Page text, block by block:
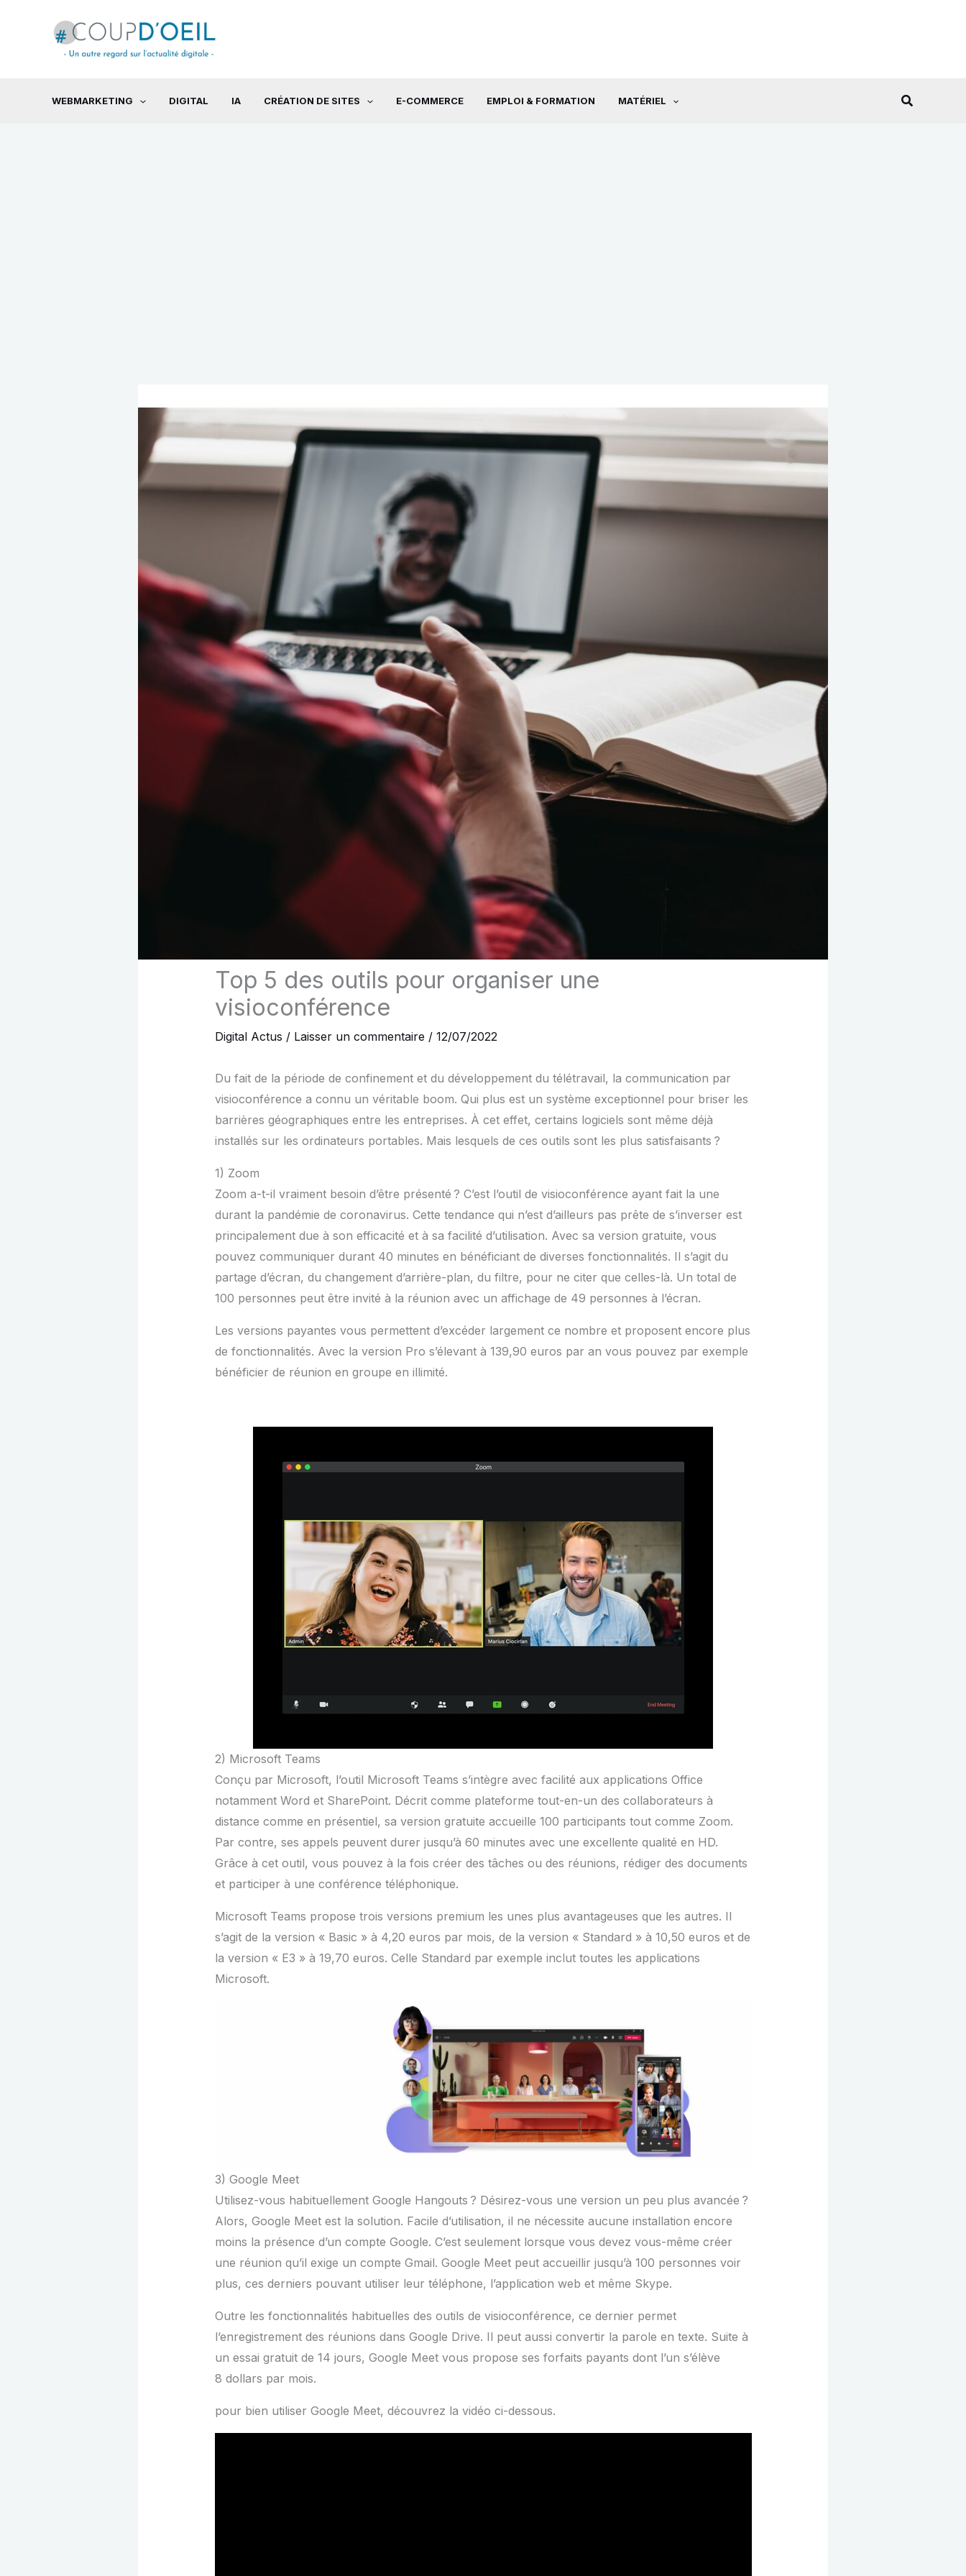
WEBMARKETING DIGITAL IA CRÉATION DE SITES E-COMMERCE EMPLOI & FORMATION MATÉRIEL
Top 5 des outils pour organiser une
visioconférence
Digital Actus / Laisser un commentaire / 12/07/2022
Du fait de la période de confinement et du développement du télétravail, la communication par
visioconférence a connu un véritable boom. Qui plus est un système exceptionnel pour briser les
barrières géographiques entre les entreprises. À cet effet, certains logiciels sont même déjà
installés sur les ordinateurs portables. Mais lesquels de ces outils sont les plus satisfaisants ?
1) Zoom
Zoom a-t-il vraiment besoin d’être présenté ? C’est l’outil de visioconférence ayant fait la une
durant la pandémie de coronavirus. Cette tendance qui n’est d’ailleurs pas prête de s’inverser est
principalement due à son efficacité et à sa facilité d’utilisation. Avec sa version gratuite, vous
pouvez communiquer durant 40 minutes en bénéficiant de diverses fonctionnalités. Il s’agit du
partage d’écran, du changement d’arrière-plan, du filtre, pour ne citer que celles-là. Un total de
100 personnes peut être invité à la réunion avec un affichage de 49 personnes à l’écran.
Les versions payantes vous permettent d’excéder largement ce nombre et proposent encore plus
de fonctionnalités. Avec la version Pro s’élevant à 139,90 euros par an vous pouvez par exemple
bénéficier de réunion en groupe en illimité.
2) Microsoft Teams
Conçu par Microsoft, l’outil Microsoft Teams s’intègre avec facilité aux applications Office
notamment Word et SharePoint. Décrit comme plateforme tout-en-un des collaborateurs à
distance comme en présentiel, sa version gratuite accueille 100 participants tout comme Zoom.
Par contre, ses appels peuvent durer jusqu’à 60 minutes avec une excellente qualité en HD.
Grâce à cet outil, vous pouvez à la fois créer des tâches ou des réunions, rédiger des documents
et participer à une conférence téléphonique.
Microsoft Teams propose trois versions premium les unes plus avantageuses que les autres. Il
s’agit de la version « Basic » à 4,20 euros par mois, de la version « Standard » à 10,50 euros et de
la version « E3 » à 19,70 euros. Celle Standard par exemple inclut toutes les applications
Microsoft.
3) Google Meet
Utilisez-vous habituellement Google Hangouts ? Désirez-vous une version un peu plus avancée ?
Alors, Google Meet est la solution. Facile d’utilisation, il ne nécessite aucune installation encore
moins la présence d’un compte Google. C’est seulement lorsque vous devez vous-même créer
une réunion qu’il exige un compte Gmail. Google Meet peut accueillir jusqu’à 100 personnes voir
plus, ces derniers pouvant utiliser leur téléphone, l’application web et même Skype.
Outre les fonctionnalités habituelles des outils de visioconférence, ce dernier permet
l’enregistrement des réunions dans Google Drive. Il peut aussi convertir la parole en texte. Suite à
un essai gratuit de 14 jours, Google Meet vous propose ses forfaits payants dont l’un s’élève
8 dollars par mois.
pour bien utiliser Google Meet, découvrez la vidéo ci-dessous.